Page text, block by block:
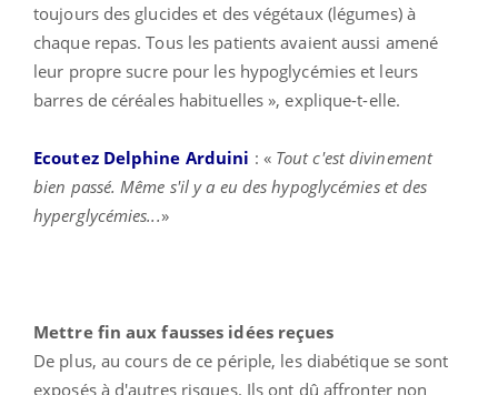
toujours des glucides et des végétaux (légumes) à
chaque repas. Tous les patients avaient aussi amené
leur propre sucre pour les hypoglycémies et leurs
barres de céréales habituelles », explique-t-elle.
Ecoutez Delphine Arduini : « Tout c'est divinement
bien passé. Même s'il y a eu des hypoglycémies et des
hyperglycémies...»
Mettre fin aux fausses idées reçues
De plus, au cours de ce périple, les diabétique se sont
exposés à d'autres risques. Ils ont dû affronter non